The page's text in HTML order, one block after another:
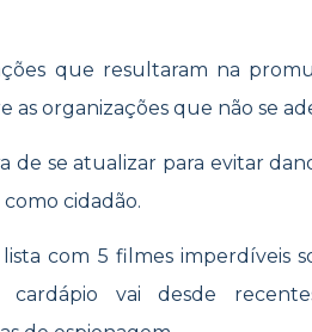
que resultaram na
as organizações que não se
de se atualizar para evitar
cidadão.
com 5 filmes imperdíveis
cardápio vai desde